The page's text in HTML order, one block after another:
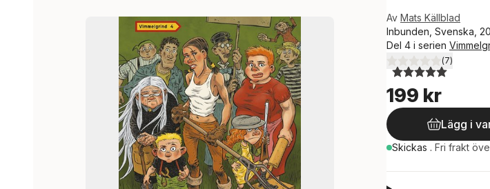
Av Mats Källblad
Inbunden, Svenska,
Del 4 i serien
5,0utav 5 stjärnor.
(7)
199 kr
Lägg i
Skickas . Fri frakt